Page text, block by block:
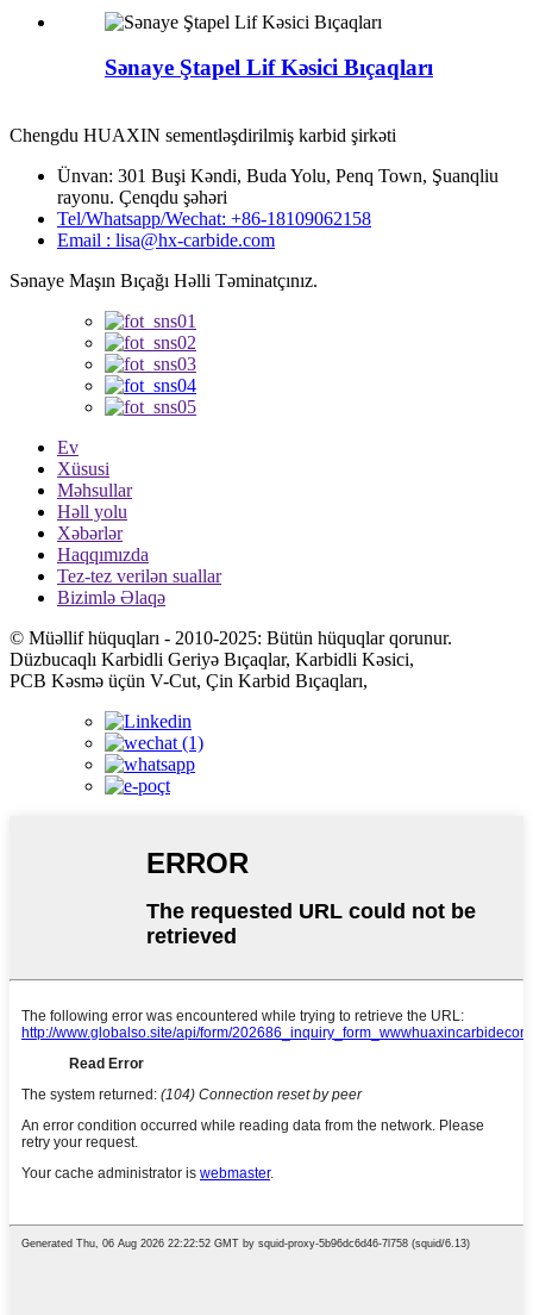
Sənaye Ştapel Lif Kəsici Bıçaqları
Chengdu HUAXIN sementləşdirilmiş karbid şirkəti
Ünvan: 301 Buşi Kəndi, Buda Yolu, Penq Town, Şuanqliu
rayonu. Çenqdu şəhəri
Tel/Whatsapp/Wechat: +86-18109062158
Email : lisa@hx-carbide.com
Sənaye Maşın Bıçağı Həlli Təminatçınız.
Ev
Xüsusi
Məhsullar
Həll yolu
Xəbərlər
Haqqımızda
Tez-tez verilən suallar
Bizimlə Əlaqə
© Müəllif hüquqları - 2010-2025: Bütün hüquqlar qorunur.
Düzbucaqlı Karbidli Geriyə Bıçaqlar, Karbidli Kəsici,
PCB Kəsmə üçün V-Cut, Çin Karbid Bıçaqları,